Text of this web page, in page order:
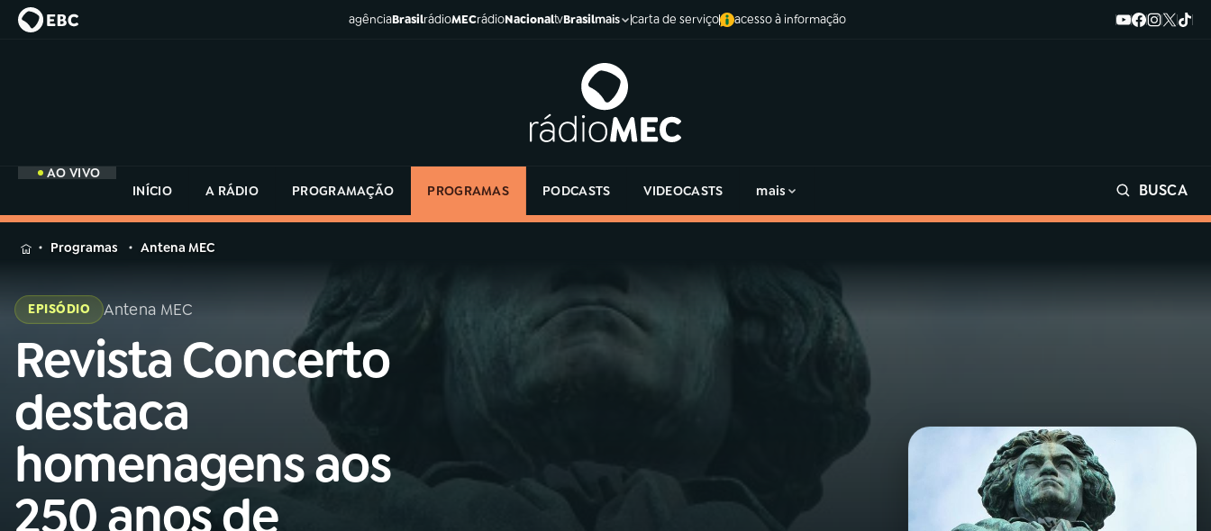
agênciaBrasilrádioMECrádioNacionaltvBrasilmais carta de serviço acesso à informação
AO VIVO
INÍCIO
A RÁDIO PROGRAMAÇÃO PROGRAMAS PODCASTS VIDEOCASTS mais BUSCA
MENU
Buscar
na
Rádio
MEC
Buscar
Início
01 INÍCIO
02A RÁDIO
na
Rádio
Programas Antena MEC
EPISÓDIO Antena MEC
Revista Concerto
destaca
homenagens aos
250 anos de